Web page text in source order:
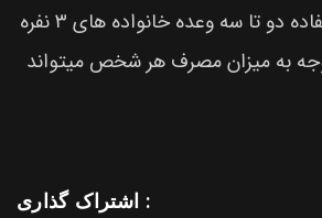
که میتواند مورد استفاده دو تا سه وعده خانواده های ۳ نفره
توجه به میزان مصرف هر شخص میتواند
اشتراک گذاری :